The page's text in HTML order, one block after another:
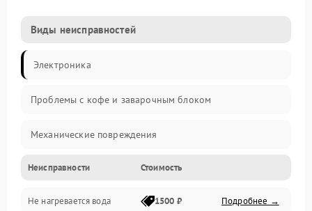
Виды неисправностей
Электроника
Проблемы с кофе и заварочным блоком
Механические повреждения
Прочие неисправности
Включение и работа
Неисправности Стоимость
Не нагревается вода 1500 ₽ Подробнее →